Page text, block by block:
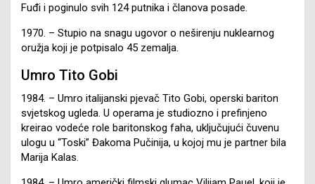
Fuđi i poginulo svih 124 putnika i članova posade.
1970. – Stupio na snagu ugovor o neširenju nuklearnog
oružja koji je potpisalo 45 zemalja.
Umro Tito Gobi
1984. – Umro italijanski pjevač Tito Gobi, operski bariton
svjetskog ugleda. U operama je studiozno i prefinjeno
kreirao vodeće role baritonskog faha, uključujući čuvenu
ulogu u “Toski” Đakoma Pučinija, u kojoj mu je partner bila
Marija Kalas.